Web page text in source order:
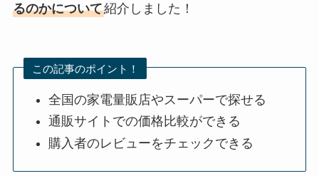
るのかについて紹介しました！
この記事のポイント！
全国の家電量販店やスーパーで探せる
通販サイトでの価格比較ができる
購入者のレビューをチェックできる